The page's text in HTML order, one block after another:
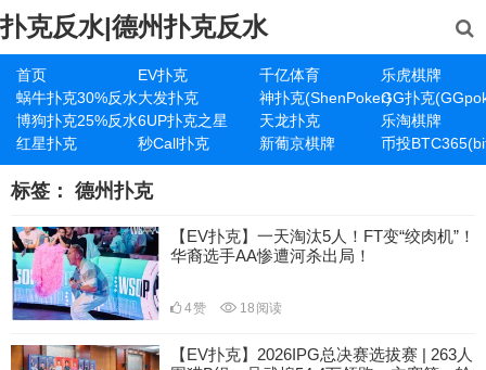
扑克反水|德州扑克反水
首页 EV扑克 千亿体育
乐虎棋牌
蜗牛扑克30%反水大发扑克 神扑克(ShenPoker)GG扑克
博狗扑克25%反水6UP扑克之星 天龙扑克
乐淘棋牌
红星扑克
秒Call扑克 新葡京棋牌 币投
标签： 德州扑克
【EV扑克】一天淘汰5人！FT变“绞肉机”！
华裔选手AA惨遭河杀出局！
4赞 18 阅读
【EV扑克】2026IPG总决赛选拔赛 | 263人